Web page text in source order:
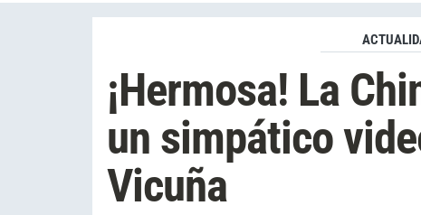
¡Hermosa! La
un simpático
Vicuña